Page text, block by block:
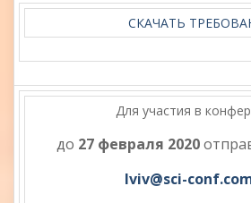
СКАЧАТЬ
Для участия в
до 27 февраля 2020
lviv@sci-